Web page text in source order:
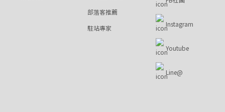
部落客推薦
駐站專家
Instagram
Youtube
Line@